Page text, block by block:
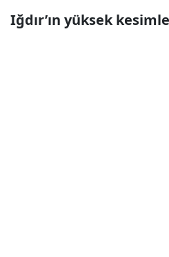
Iğdır’ın yüksek